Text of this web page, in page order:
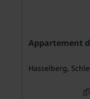
Appartement
Hasselberg,